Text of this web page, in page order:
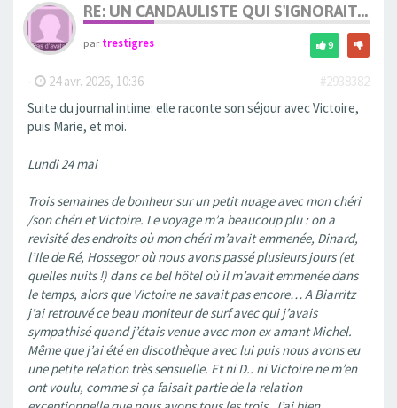
RE: UN CANDAULISTE QUI S'IGNORAIT...
partrestigres 9
- 24 avr. 2026, 10:36
#2938382
Suite du journal intime: elle raconte son séjour avec Victoire,
puis Marie, et moi.
Lundi 24 mai
Trois semaines de bonheur sur un petit nuage avec mon chéri
/son chéri et Victoire. Le voyage m’a beaucoup plu : on a
revisité des endroits où mon chéri m’avait emmenée, Dinard,
l’Ile de Ré, Hossegor où nous avons passé plusieurs jours (et
quelles nuits !) dans ce bel hôtel où il m’avait emmenée dans
le temps, alors que Victoire ne savait pas encore… A Biarritz
j’ai retrouvé ce beau moniteur de surf avec qui j’avais
sympathisé quand j’étais venue avec mon ex amant Michel.
Même que j’ai été en discothèque avec lui puis nous avons eu
une petite relation très sensuelle. Et ni D.. ni Victoire ne m’en
ont voulu, comme si ça faisait partie de la relation